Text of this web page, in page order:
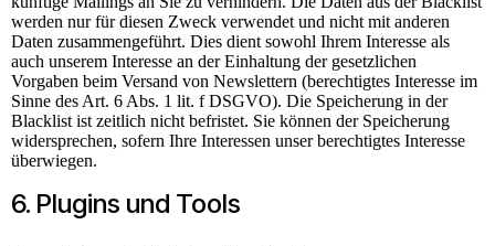
werden nur für diesen Zweck verwendet und nicht mit anderen
Daten zusammengeführt. Dies dient sowohl Ihrem Interesse als
auch unserem Interesse an der Einhaltung der gesetzlichen
Vorgaben beim Versand von Newslettern (berechtigtes Interesse im
Sinne des Art. 6 Abs. 1 lit. f DSGVO). Die Speicherung in der
Blacklist ist zeitlich nicht befristet. Sie können der Speicherung
widersprechen, sofern Ihre Interessen unser berechtigtes Interesse
überwiegen.
6. Plugins und Tools